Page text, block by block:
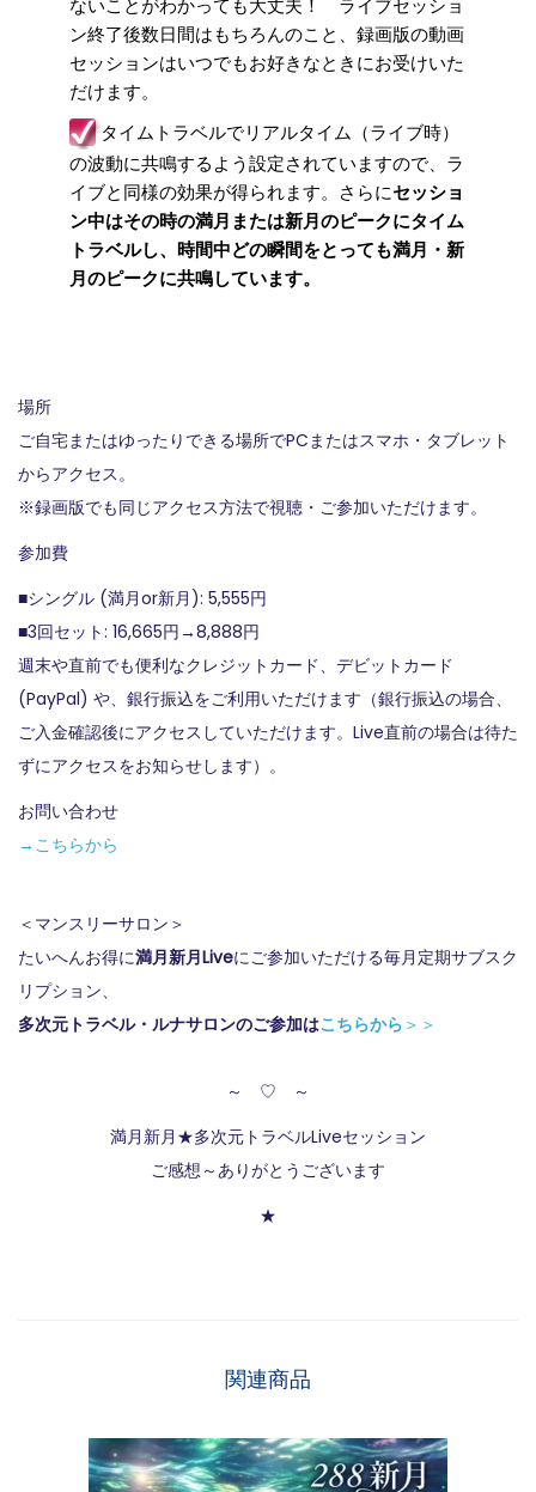
ン終了後数日間はもちろんのこと、録画版の動画
セッションはいつでもお好きなときにお受けいた
だけます。
タイムトラベルでリアルタイム（ライブ時）
の波動に共鳴するよう設定されていますので、ラ
イブと同様の効果が得られます。さらにセッショ
ン中はその時の満月または新月のピークにタイム
トラベルし、時間中どの瞬間をとっても満月・新
月のピークに共鳴しています。
場所
ご自宅またはゆったりできる場所でPCまたはスマホ・タブレット
からアクセス。
※録画版でも同じアクセス方法で視聴・ご参加いただけます。
参加費
■シングル (満月or新月): 5,555円
■3回セット: 16,665円→8,888円
週末や直前でも便利なクレジットカード、デビットカード
(PayPal) や、銀行振込をご利用いただけます（銀行振込の場合、
ご入金確認後にアクセスしていただけます。Live直前の場合は待た
ずにアクセスをお知らせします）。
お問い合わせ
→こちらから
＜マンスリーサロン＞
たいへんお得に満月新月Liveにご参加いただける毎月定期サブスク
リプション、
多次元トラベル・ルナサロンのご参加はこちらから ＞＞
～ ♡ ～
満月新月★多次元トラベルLiveセッション
ご感想～ありがとうございます
★
関連商品